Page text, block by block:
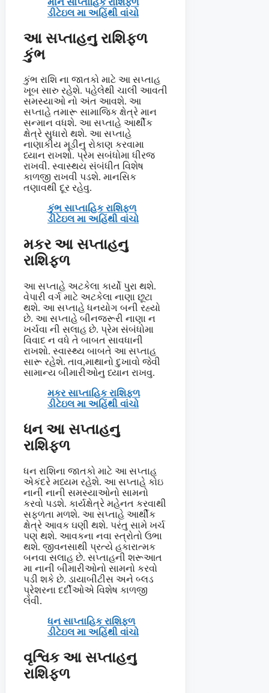
ડીટેઇલ મા અહિંથી વાંચો
આ સપ્તાહનુ રાશિફળ
કુંભ
કુંભ રાશિ ના જાતકો માટે આ સપ્તાહ
ખૂબ સારુ રહેશે. પહેલેથી ચાલી આવતી
સમસ્યાઓ નો અંત આવશે. આ
સપ્તાહે તમારૂ સામાજિક ક્ષેત્રે માન
સન્માન વધશે. આ સપ્તાહે આર્થીક
ક્ષેત્રે સુધારો થશે. આ સપ્તાહે
નાણાકીય મૂડીનુ રોકાણ કરવામા
ધ્યાન રાખશો. પ્રેમ સબંધોમા ધીરજ
રાખવી. સ્વાસ્થય સંબંધીત વિશેષ
કાળજી રાખવી પડશે. માનસિક
તણાવથી દૂર રહેવુ.
કુંભ સાપ્તાહિક રાશિફળ
ડીટેઇલ મા અહિંથી વાંચો
મકર આ સપ્તાહનુ
રાશિફળ
આ સપ્તાહે અટકેલા કાર્યો પુરા થશે.
વેપારી વર્ગ માટે અટકેલા નાણા છૂટા
થશે. આ સપ્તાહે ધનયોગ બની રહ્યો
છે. આ સપ્તાહે બીનજરૂરી નાણા ન
ખર્ચવા ની સલાહ છે. પ્રેમ સંબંધોમા
વિવાદ ન વધે તે બાબત સાવધાની
રાખશો. સ્વાસ્થ્ય બાબતે આ સપ્તાહ
સારૂ રહેશે. તાવ,માથાનો દુખાવો જેવી
સામાન્ય બીમારીઓનુ ધ્યાન રાખવુ.
મકર સાપ્તાહિક રાશિફળ
ડીટેઇલ મા અહિંથી વાંચો
ધન આ સપ્તાહનુ
રાશિફળ
ધન રાશિના જાતકો માટે આ સપ્તાહ
એકંદરે મધ્યમ રહેશે. આ સપ્તાહે કોઇ
નાની નાની સમસ્યાઓનો સામનો
કરવો પડશે. કાર્યક્ષેત્રે મહેનત કરવાથી
સફળતા મળશે. આ સપ્તાહે આર્થીક
ક્ષેત્રે આવક ઘણી થશે. પરંતુ સામે ખર્ચ
પણ થશે. આવકના નવા સ્ત્રોતો ઉભા
થશે. જીવનસાથી પ્રત્યે હકારાત્મક
બનવા સલાહ છે. સપ્તાહની શરૂઆત
મા નાની બીમારીઓનો સામનો કરવો
પડી શકે છે. ડાયાબીટીસ અને બ્લડ
પ્રેશરના દર્દીઓએ વિશેષ કાળજી
લેવી.
ધન સાપ્તાહિક રાશિફળ
ડીટેઇલ મા અહિંથી વાંચો
વૃશ્વિક આ સપ્તાહનુ
રાશિફળ